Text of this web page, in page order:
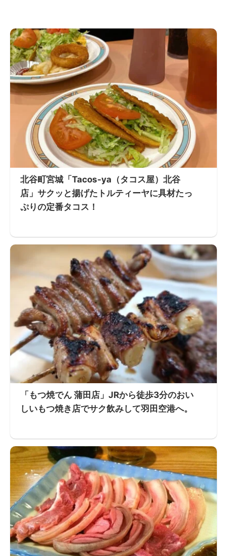
北谷町宮城「Tacos-ya（タコス屋）北谷
店」サクッと揚げたトルティーヤに具材たっ
ぷりの定番タコス！
「もつ焼でん 蒲田店」JRから徒歩3分のおい
しいもつ焼き店でサク飲みして羽田空港へ。